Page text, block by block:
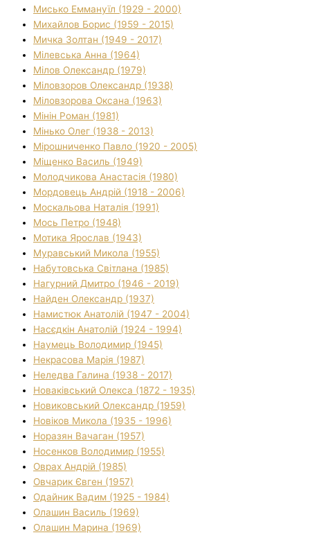
Мисько Еммануїл (1929 - 2000)
Михайлов Борис (1959 - 2015)
Мичка Золтан (1949 - 2017)
Мілевська Анна (1964)
Мілов Олександр (1979)
Міловзоров Олександр (1938)
Міловзорова Оксана (1963)
Мінін Роман (1981)
Мінько Олег (1938 - 2013)
Мірошниченко Павло (1920 - 2005)
Міщенко Василь (1949)
Молодчикова Анастасія (1980)
Мордовець Андрій (1918 - 2006)
Москальова Наталія (1991)
Мось Петро (1948)
Мотика Ярослав (1943)
Муравський Микола (1955)
Набутовська Світлана (1985)
Нагурний Дмитро (1946 - 2019)
Найден Олександр (1937)
Намистюк Анатолій (1947 - 2004)
Насєдкін Анатолій (1924 - 1994)
Наумець Володимир (1945)
Некрасова Марія (1987)
Неледва Галина (1938 - 2017)
Новаківський Олекса (1872 - 1935)
Новиковський Олександр (1959)
Новіков Микола (1935 - 1996)
Норазян Вачаган (1957)
Носенков Володимир (1955)
Оврах Андрій (1985)
Овчарик Євген (1957)
Одайник Вадим (1925 - 1984)
Олашин Василь (1969)
Олашин Марина (1969)